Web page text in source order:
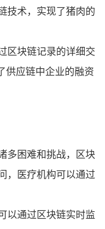
技术，实现了猪肉的
区块链记录的详细交
供应链中企业的融资
多困难和挑战，区块
，医疗机构可以通过
以通过区块链实时监